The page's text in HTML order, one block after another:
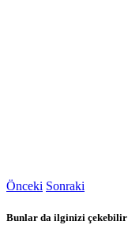
Önceki Sonraki
Bunlar da ilginizi çekebilir